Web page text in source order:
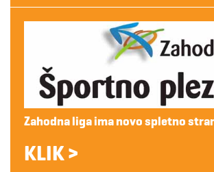
Zahodna liga ima novo spletno
KLIK >